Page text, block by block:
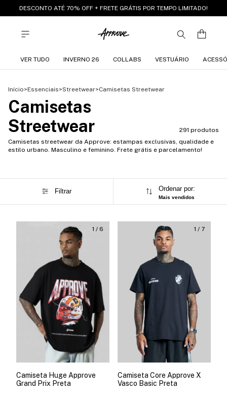
DESCONTO ATÉ 70% OFF + FRETE GRÁTIS POR TEMPO LIMITADO!
VER TUDO INVERNO 26 COLLABS VESTUÁRIO
Início>Essenciais>Streetwear>Camisetas Streetwear
Camisetas
Streetwear
291 produtos
Camisetas streetwear da Approve: estampas exclusivas, qualidade e
estilo urbano. Masculino e feminino. Frete grátis e parcelamento!
Filtrar Ordenar por:
Mais vendidos
1 / 6
Camiseta Huge Approve
Grand Prix Preta
1 / 7
Camiseta Core Approve X
Vasco Basic Preta